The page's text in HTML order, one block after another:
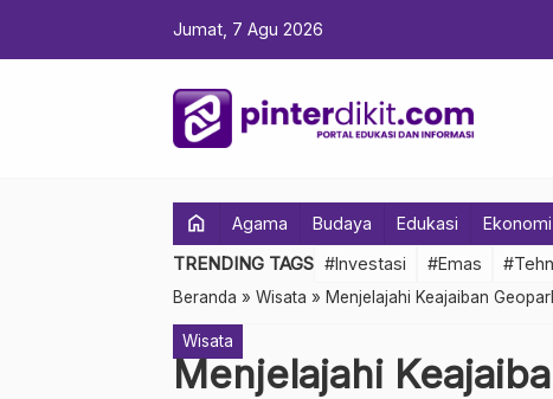
Jumat, 7 Agu 2026
home Agama Budaya Edukasi Ekonomi
TRENDING TAGS #Investasi #Emas
Beranda » Wisata » Menjelajahi Keajaiban
Wisata
Menjelajahi